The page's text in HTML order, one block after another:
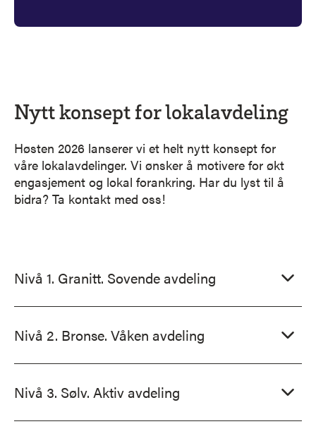
Nytt konsept for lokalavdeling
Høsten 2026 lanserer vi et helt nytt konsept for
våre lokalavdelinger. Vi ønsker å motivere for økt
engasjement og lokal forankring. Har du lyst til å
bidra? Ta kontakt med oss!
Nivå 1. Granitt. Sovende avdeling
Nivå 2. Bronse. Våken avdeling
Nivå 3. Sølv. Aktiv avdeling